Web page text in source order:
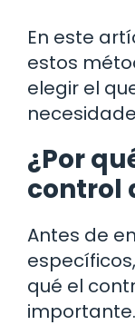
En este
estos
elegir el
¿Por
control
Antes de
qué el
importante.